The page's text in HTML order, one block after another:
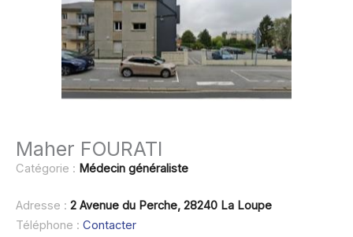
Maher FOURATI
Catégorie : Médecin généraliste
Adresse : 2 Avenue du Perche, 28240 La Loupe
Téléphone : Contacter